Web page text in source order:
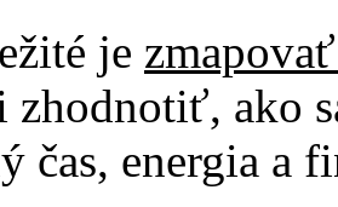
je
zhodnotiť, ako
čas, energia a